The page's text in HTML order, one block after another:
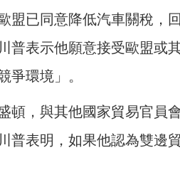
盟已同意降低汽車關稅，
普表示他願意接受歐盟或
爭環境」。
頓，與其他國家貿易官員
普表明，如果他認為雙邊